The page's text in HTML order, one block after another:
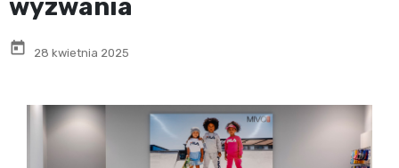
wyzwania
today 28 kwietnia 2025